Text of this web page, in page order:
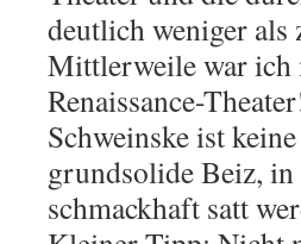
deutlich weniger als
Mittlerweile war ich
Renaissance-
Schweinske ist
grundsolide Beiz, in
schmackhaft satt